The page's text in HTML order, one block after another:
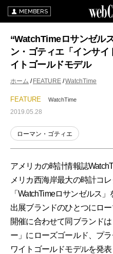
MEMBERS
“WatchTimeロサンゼル
ン・ゴティエ「インサ
イトゴールドモデル
ホーム FEATURE WatchTime
FEATURE WatchTime
2019.05.28
ローマン・ゴティエ
アメリカの時計情報誌
メリカ西海岸最大の時計コ
「WatchTimeロサンゼルス」
出展ブランドのひとつにロ
開催に合わせて同ブランド
ー」にローズゴールド、プ
ワイトゴールドモデルを発